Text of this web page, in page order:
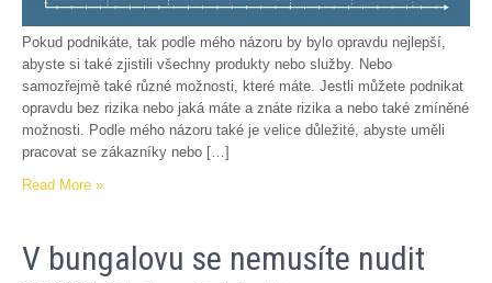
Pokud podnikáte, tak podle mého názoru by bylo opravdu nejlepší,
abyste si také zjistili všechny produkty nebo služby. Nebo
samozřejmě také různé možnosti, které máte. Jestli můžete podnikat
opravdu bez rizika nebo jaká máte a znáte rizika a nebo také zmíněné
možnosti. Podle mého názoru také je velice důležité, abyste uměli
pracovat se zákazníky nebo […]
Read More »
V bungalovu se nemusíte nudit